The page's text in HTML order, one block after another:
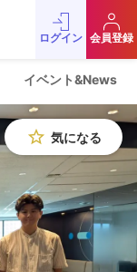
ログイン 会員登録
イベント&News
star_border 気になる